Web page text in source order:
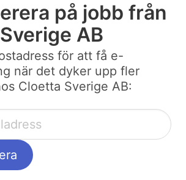
på jobb från
AB
för att få e-
när det dyker upp fler
Cloetta Sverige AB: